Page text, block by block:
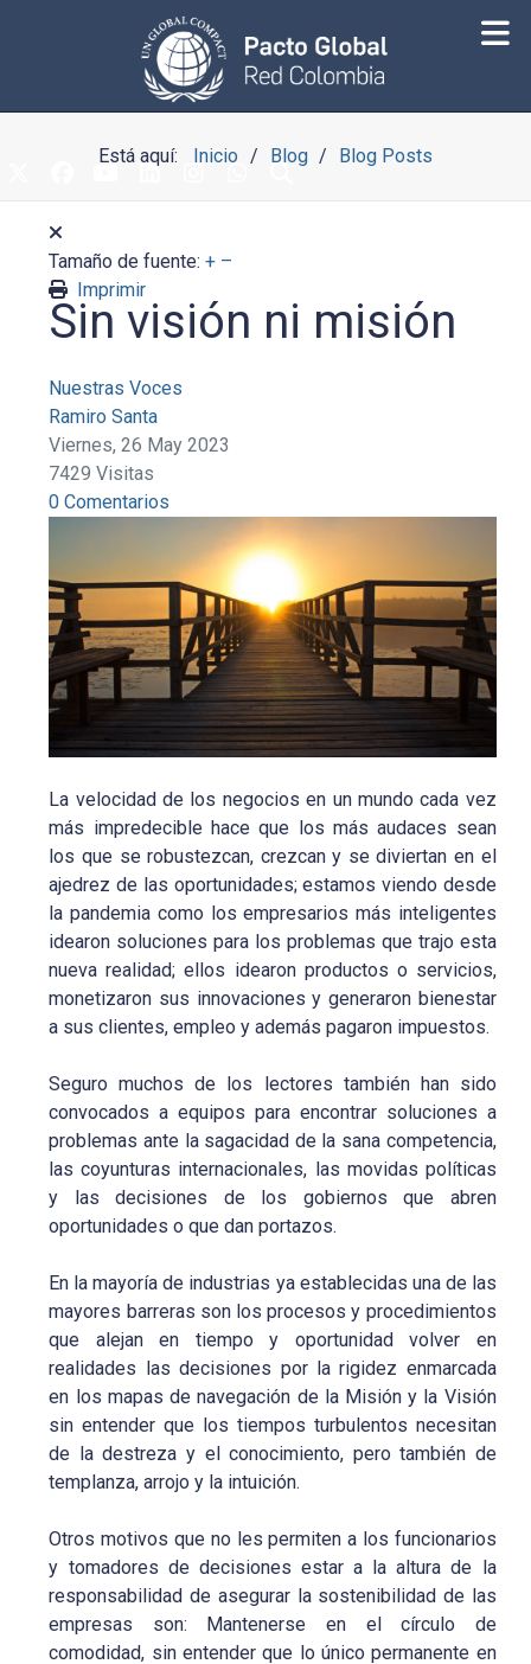
Está aquí: Inicio Blog Blog Posts
Tamaño de fuente: + –
Imprimir
Sin visión ni misión
Nuestras Voces
Ramiro Santa
Viernes, 26 May 2023
7429 Visitas
0 Comentarios
La velocidad de los negocios en un mundo cada vez
más impredecible hace que los más audaces sean
los que se robustezcan, crezcan y se diviertan en el
ajedrez de las oportunidades; estamos viendo desde
la pandemia como los empresarios más inteligentes
idearon soluciones para los problemas que trajo esta
nueva realidad; ellos idearon productos o servicios,
monetizaron sus innovaciones y generaron bienestar
a sus clientes, empleo y además pagaron impuestos.
Seguro muchos de los lectores también han sido
convocados a equipos para encontrar soluciones a
problemas ante la sagacidad de la sana competencia,
las coyunturas internacionales, las movidas políticas
y las decisiones de los gobiernos que abren
oportunidades o que dan portazos.
En la mayoría de industrias ya establecidas una de las
mayores barreras son los procesos y procedimientos
que alejan en tiempo y oportunidad volver en
realidades las decisiones por la rigidez enmarcada
en los mapas de navegación de la Misión y la Visión
sin entender que los tiempos turbulentos necesitan
de la destreza y el conocimiento, pero también de
templanza, arrojo y la intuición.
Otros motivos que no les permiten a los funcionarios
y tomadores de decisiones estar a la altura de la
responsabilidad de asegurar la sostenibilidad de las
empresas son: Mantenerse en el círculo de
comodidad, sin entender que lo único permanente en